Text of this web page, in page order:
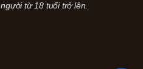
từ 18 tuổi trở lên.